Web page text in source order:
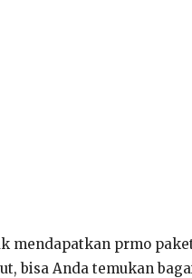
mendapatkan prmo
bisa Anda temukan